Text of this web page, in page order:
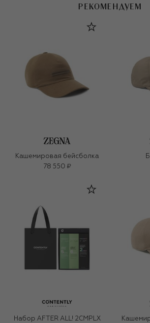
РЕКОМЕНДУЕМ
Кашемировая бейсболка
78 550 ₽
Набор AFTER ALL! 2CMPLX